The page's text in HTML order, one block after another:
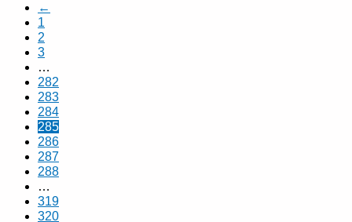
←
1
2
3
…
282
283
284
285
286
287
288
…
319
320